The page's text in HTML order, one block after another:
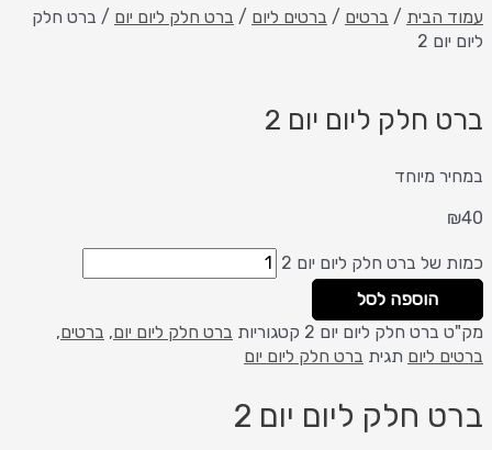
עמוד הבית / ברטים / ברטים ליום / ברט חלק ליום יום / ברט חלק
ליום יום 2
ברט חלק ליום יום 2
במחיר מיוחד
₪40
כמות של ברט חלק ליום יום 2
הוספה לסל
מק"ט ברט חלק ליום יום 2 קטגוריות ברט חלק ליום יום, ברטים,
ברטים ליום תגית ברט חלק ליום יום
ברט חלק ליום יום 2